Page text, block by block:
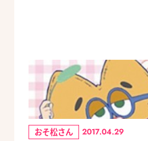
おそ松さん 2017.04.29